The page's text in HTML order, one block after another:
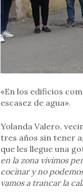
«En los edificios
escasez de agua».
Yolanda Valero,
tres años sin tener
que les llegue una
en la zona vivimos
cocinar y no
vamos a trancar la